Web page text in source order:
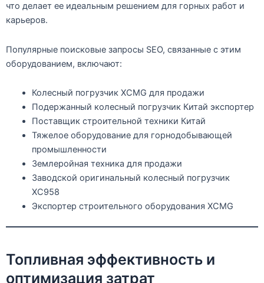
что делает ее идеальным решением для горных работ и
карьеров.
Популярные поисковые запросы SEO, связанные с этим
оборудованием, включают:
Колесный погрузчик XCMG для продажи
Подержанный колесный погрузчик Китай экспортер
Поставщик строительной техники Китай
Тяжелое оборудование для горнодобывающей
промышленности
Землеройная техника для продажи
Заводской оригинальный колесный погрузчик
XC958
Экспортер строительного оборудования XCMG
Топливная эффективность и
оптимизация затрат